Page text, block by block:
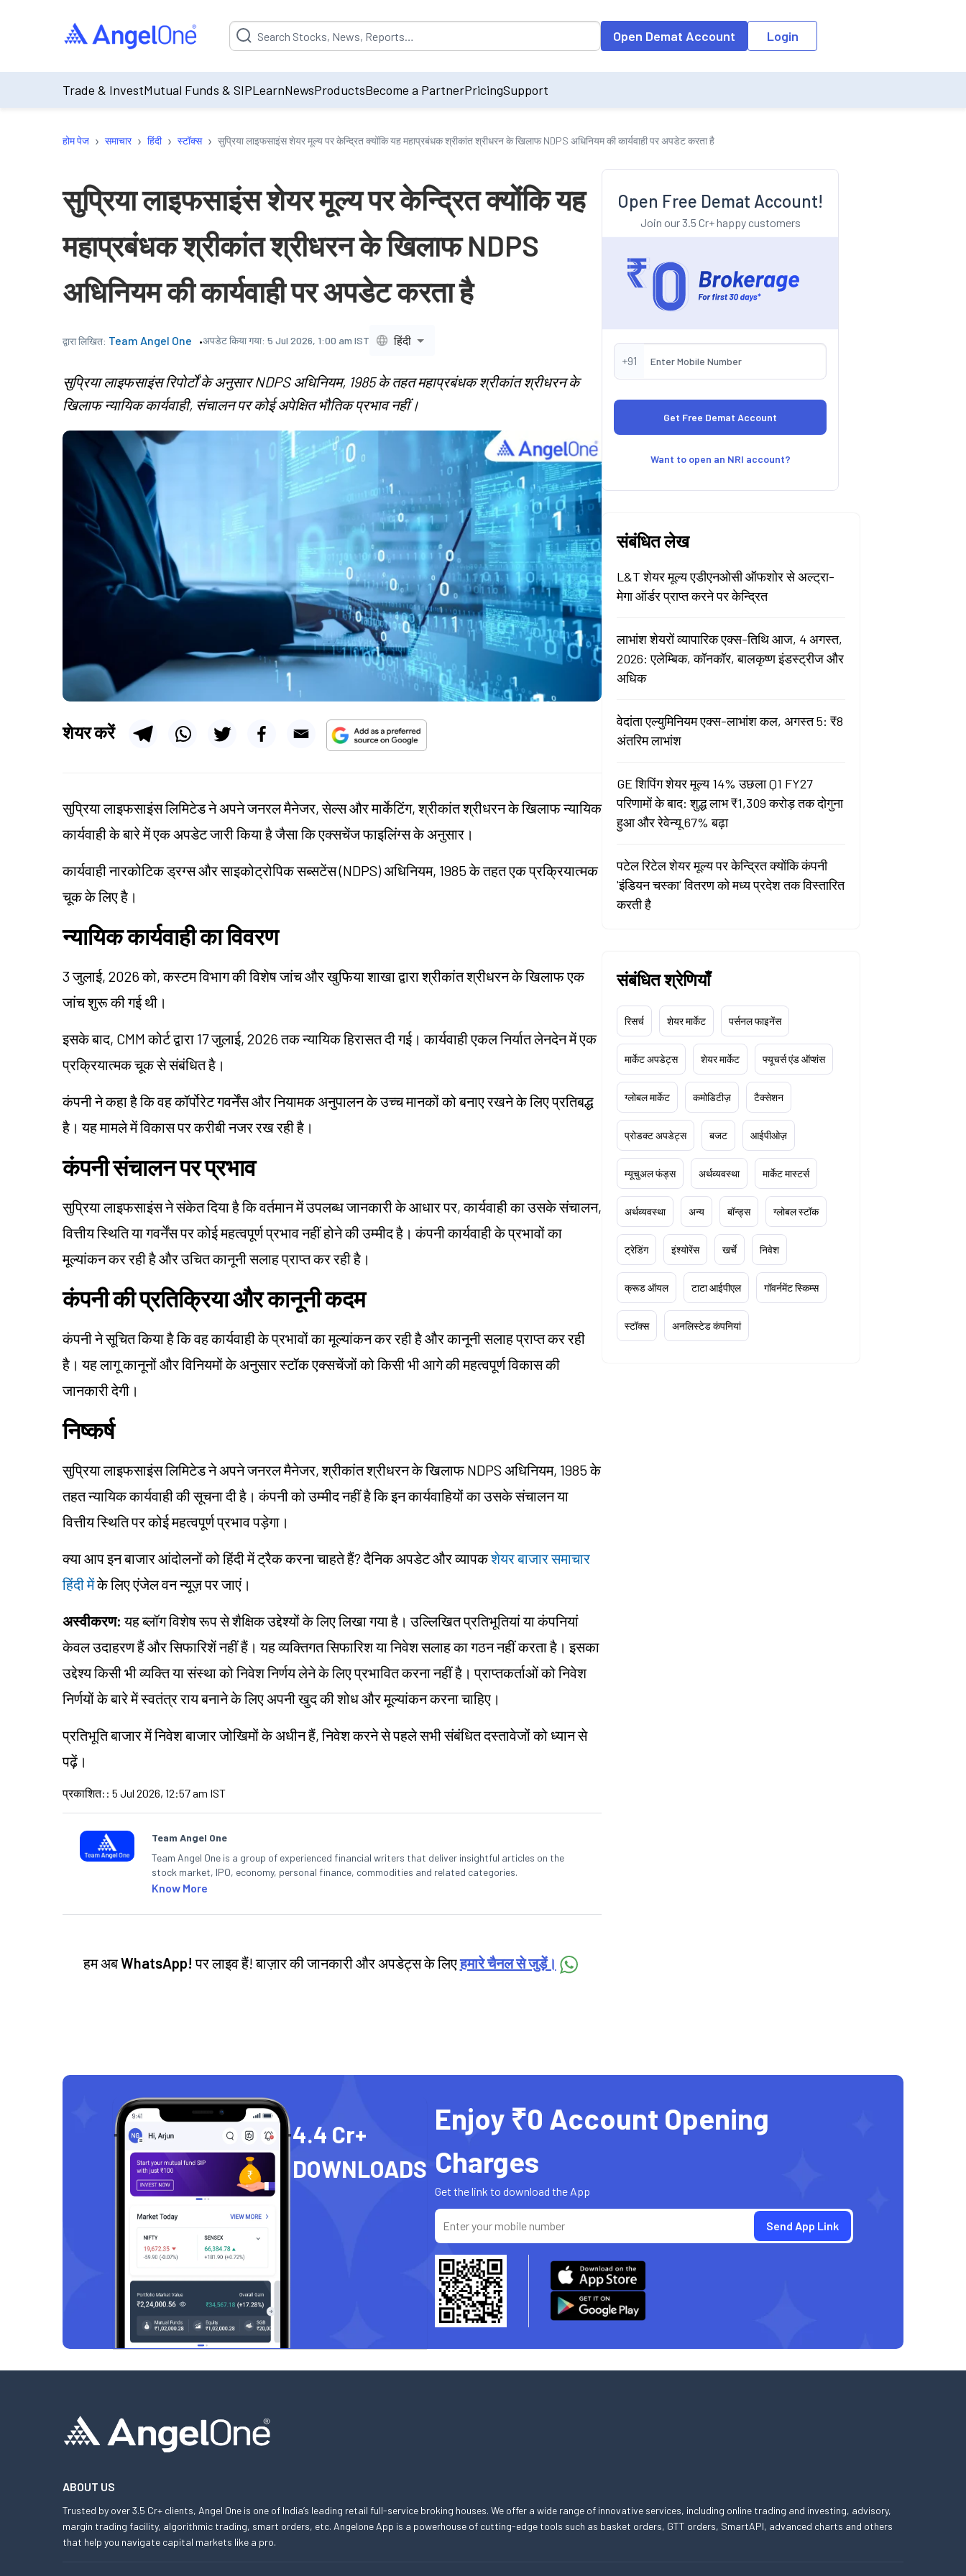
Suggestion will be populated by default on accessing the input field. On entering data into the input field, the suggestion list will be updated as per the
Open Demat Account Login
Trade & InvestMutual Funds & SIPLearnNewsProductsBecome a PartnerPricingSupport
होम पेज › समाचार › हिंदी › स्टॉक्स › सुप्रिया लाइफसाइंस शेयर मूल्य पर केन्द्रित क्योंकि यह महाप्रबंधक श्रीकांत श्रीधरन के खिलाफ NDPS अधिनियम की कार्यवाही पर अपडेट करता है
सुप्रिया लाइफसाइंस शेयर मूल्य पर केन्द्रित क्योंकि यह
महाप्रबंधक श्रीकांत श्रीधरन के खिलाफ NDPS
अधिनियम की कार्यवाही पर अपडेट करता है
द्वारा लिखित: Team Angel One अपडेट किया गया: 5 Jul 2026, 1:00 am IST हिंदी
सुप्रिया लाइफसाइंस रिपोर्टों के अनुसार NDPS अधिनियम, 1985 के तहत महाप्रबंधक श्रीकांत श्रीधरन के
खिलाफ न्यायिक कार्यवाही, संचालन पर कोई अपेक्षित भौतिक प्रभाव नहीं।
शेयर करें
सुप्रिया लाइफसाइंस लिमिटेड ने अपने जनरल मैनेजर, सेल्स और मार्केटिंग, श्रीकांत श्रीधरन के खिलाफ न्यायिक
कार्यवाही के बारे में एक अपडेट जारी किया है जैसा कि एक्सचेंज फाइलिंग्स के अनुसार।
कार्यवाही नारकोटिक ड्रग्स और साइकोट्रोपिक सब्सटेंस (NDPS) अधिनियम, 1985 के तहत एक प्रक्रियात्मक
चूक के लिए है।
न्यायिक कार्यवाही का विवरण
3 जुलाई, 2026 को, कस्टम विभाग की विशेष जांच और खुफिया शाखा द्वारा श्रीकांत श्रीधरन के खिलाफ एक
जांच शुरू की गई थी।
इसके बाद, CMM कोर्ट द्वारा 17 जुलाई, 2026 तक न्यायिक हिरासत दी गई। कार्यवाही एकल निर्यात लेनदेन में एक
प्रक्रियात्मक चूक से संबंधित है।
कंपनी ने कहा है कि वह कॉर्पोरेट गवर्नेंस और नियामक अनुपालन के उच्च मानकों को बनाए रखने के लिए प्रतिबद्ध
है। यह मामले में विकास पर करीबी नजर रख रही है।
कंपनी संचालन पर प्रभाव
सुप्रिया लाइफसाइंस ने संकेत दिया है कि वर्तमान में उपलब्ध जानकारी के आधार पर, कार्यवाही का उसके संचालन,
वित्तीय स्थिति या गवर्नेंस पर कोई महत्वपूर्ण प्रभाव नहीं होने की उम्मीद है। कंपनी कार्यवाही के प्रभावों का
मूल्यांकन कर रही है और उचित कानूनी सलाह प्राप्त कर रही है।
कंपनी की प्रतिक्रिया और कानूनी कदम
कंपनी ने सूचित किया है कि वह कार्यवाही के प्रभावों का मूल्यांकन कर रही है और कानूनी सलाह प्राप्त कर रही
है। यह लागू कानूनों और विनियमों के अनुसार स्टॉक एक्सचेंजों को किसी भी आगे की महत्वपूर्ण विकास की
जानकारी देगी।
निष्कर्ष
सुप्रिया लाइफसाइंस लिमिटेड ने अपने जनरल मैनेजर, श्रीकांत श्रीधरन के खिलाफ NDPS अधिनियम, 1985 के
तहत न्यायिक कार्यवाही की सूचना दी है। कंपनी को उम्मीद नहीं है कि इन कार्यवाहियों का उसके संचालन या
वित्तीय स्थिति पर कोई महत्वपूर्ण प्रभाव पड़ेगा।
क्या आप इन बाजार आंदोलनों को हिंदी में ट्रैक करना चाहते हैं? दैनिक अपडेट और व्यापकशेयर बाजार समाचार
हिंदी मेंके लिए एंजेल वन न्यूज़ पर जाएं।
अस्वीकरण: यह ब्लॉग विशेष रूप से शैक्षिक उद्देश्यों के लिए लिखा गया है। उल्लिखित प्रतिभूतियां या कंपनियां
केवल उदाहरण हैं और सिफारिशें नहीं हैं। यह व्यक्तिगत सिफारिश या निवेश सलाह का गठन नहीं करता है। इसका
उद्देश्य किसी भी व्यक्ति या संस्था को निवेश निर्णय लेने के लिए प्रभावित करना नहीं है। प्राप्तकर्ताओं को निवेश
निर्णयों के बारे में स्वतंत्र राय बनाने के लिए अपनी खुद की शोध और मूल्यांकन करना चाहिए।
प्रतिभूति बाजार में निवेश बाजार जोखिमों के अधीन हैं, निवेश करने से पहले सभी संबंधित दस्तावेजों को ध्यान से
पढ़ें।
प्रकाशित: : 5 Jul 2026, 12:57 am IST
Team Angel One
Team Angel One is a group of experienced financial writers that deliver insightful articles on the
stock market, IPO, economy, personal finance, commodities and related categories.
Know More
हम अबWhatsApp! पर लाइव हैं! बाज़ार की जानकारी और अपडेट्स के लिएहमारे चैनल से जुड़ें।
Open Free Demat Account!
Join our 3.5 Cr+ happy customers
+91
Want to open an NRI account?
संबंधित लेख
L&T शेयर मूल्य एडीएनओसी ऑफशोर से अल्ट्रा-
मेगा ऑर्डर प्राप्त करने पर केन्द्रित
लाभांश शेयरों व्यापारिक एक्स-तिथि आज, 4 अगस्त,
2026: एलेम्बिक, कॉनकॉर, बालकृष्ण इंडस्ट्रीज और
अधिक
वेदांता एल्युमिनियम एक्स-लाभांश कल, अगस्त 5: ₹8
अंतरिम लाभांश
GE शिपिंग शेयर मूल्य 14% उछला Q1 FY27
परिणामों के बाद: शुद्ध लाभ ₹1,309 करोड़ तक दोगुना
हुआ और रेवेन्यू 67% बढ़ा
पटेल रिटेल शेयर मूल्य पर केन्द्रित क्योंकि कंपनी
'इंडियन चस्का' वितरण को मध्य प्रदेश तक विस्तारित
करती है
संबंधित श्रेणियाँ
रिसर्च शेयर मार्केट पर्सनल फाइनेंस
मार्केट अपडेट्स शेयर मार्केट फ्यूचर्स एंड ऑप्शंस
ग्लोबल मार्केट कमोडिटीज़ टैक्सेशन
प्रोडक्ट अपडेट्स बजट आईपीओज़
म्यूचुअल फंड्स अर्थव्यवस्था मार्केट मास्टर्स
अर्थव्यवस्था अन्य बॉन्ड्स ग्लोबल स्टॉक
ट्रेडिंग इंश्योरेंस खर्चे निवेश
क्रूड ऑयल टाटा आईपीएल गॉवर्नमेंट स्किम्स
स्टॉक्स अनलिस्टेड कंपनियां
4.4 Cr+
DOWNLOADS
Enjoy ₹0 Account Opening
Charges
Get the link to download the App
ABOUT US
Trusted by over 3.5 Cr+ clients, Angel One is one of India’s leading retail full-service broking houses. We offer a wide range of innovative services, including online trading and investing, advisory,
margin trading facility, algorithmic trading, smart orders, etc. Angelone App is a powerhouse of cutting-edge tools such as basket orders, GTT orders, SmartAPI, advanced charts and others
that help you navigate capital markets like a pro.